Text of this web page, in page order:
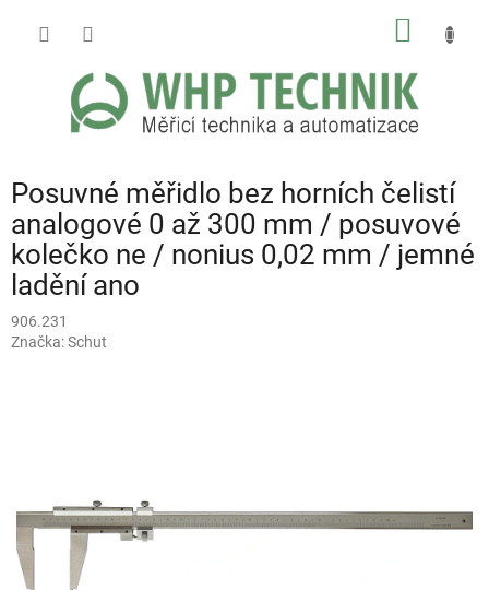
Posuvné měřidlo bez horních čelistí
analogové 0 až 300 mm / posuvové
kolečko ne / nonius 0,02 mm / jemné
ladění ano
906.231
Značka:Schut